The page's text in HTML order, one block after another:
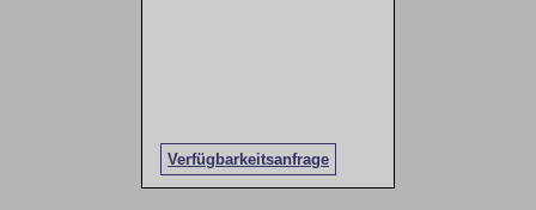
Verfügbarkeitsanfrage